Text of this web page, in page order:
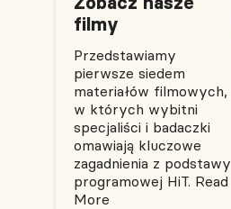
filmy
Przedstawiamy
pierwsze siedem
materiałów filmowych,
w których wybitni
specjaliści i badaczki
omawiają kluczowe
zagadnienia z podstawy
programowej HiT. Read
More